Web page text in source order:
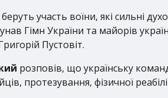
участь воїни, які сильні
Гімн України та майорів
Пустовіт.
розповів, що українську
протезування, фізичної